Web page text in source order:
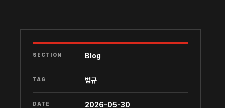
SECTION Blog
TAG 법규
DATE 2026-05-30